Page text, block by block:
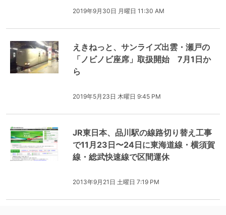
2019年9月30日 月曜日 11:30 AM
えきねっと、サンライズ出雲・瀬戸の
「ノビノビ座席」取扱開始 7月1日か
ら
2019年5月23日 木曜日 9:45 PM
JR東日本、品川駅の線路切り替え工事
で11月23日〜24日に東海道線・横須賀
線・総武快速線で区間運休
2013年9月21日 土曜日 7:19 PM